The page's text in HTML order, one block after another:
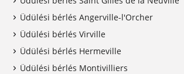
Üdülési bérlés Angerville-l'Orcher
Üdülési bérlés Virville
Üdülési bérlés Hermeville
Üdülési bérlés Montivilliers